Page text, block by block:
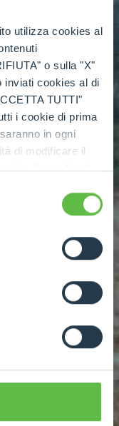
utilizza cookies al
o sulla "X"
inviati cookies al di
TUTTI"
i cookie di prima
in ogni
di modificare il
Come fare?
consenso" e
in ogni
all'interessato ai
procedura.